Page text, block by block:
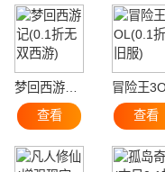
梦回西游记(0.1折无双西游)
查看
查看